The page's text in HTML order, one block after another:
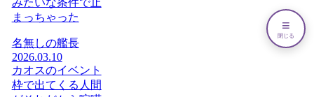
みたいな条件で止
まっちゃった
名無しの艦長
2026.03.10
カオスのイベント
枠で出てくる人間
≡
閉じる